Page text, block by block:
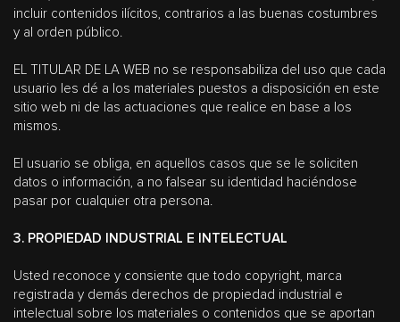
incluir contenidos ilícitos, contrarios a las buenas costumbres
y al orden público.
EL TITULAR DE LA WEB no se responsabiliza del uso que cada
usuario les dé a los materiales puestos a disposición en este
sitio web ni de las actuaciones que realice en base a los
mismos.
El usuario se obliga, en aquellos casos que se le soliciten
datos o información, a no falsear su identidad haciéndose
pasar por cualquier otra persona.
3. PROPIEDAD INDUSTRIAL E INTELECTUAL
Usted reconoce y consiente que todo copyright, marca
registrada y demás derechos de propiedad industrial e
intelectual sobre los materiales o contenidos que se aportan